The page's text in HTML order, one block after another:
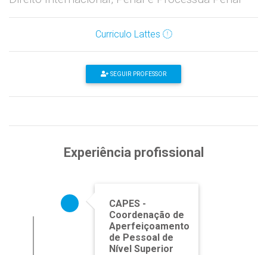
Curriculo Lattes
SEGUIR PROFESSOR
Experiência profissional
CAPES -
Coordenação de
Aperfeiçoamento
de Pessoal de
Nível Superior